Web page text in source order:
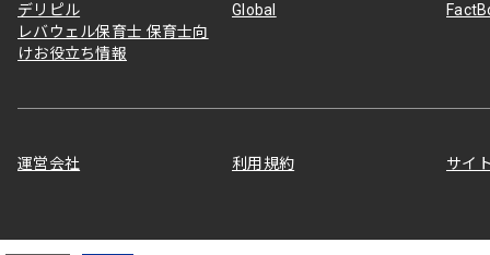
デリピル
Global
レバウェル保育士 保育士向
けお役立ち情報
運営会社 利用規約 サイ